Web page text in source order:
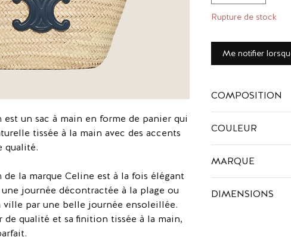
est un sac à main en forme de panier qui
tissée à la main avec des accents
qualité.
de la marque Celine est à la fois élégant
journée décontractée à la plage ou
ville par une belle journée ensoleillée.
de qualité et sa finition tissée à la main,
Rupture de stock
Me notifier
COMPOSITION
COULEUR
MARQUE
son mari Richard en
DIMENSIONS